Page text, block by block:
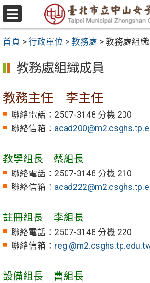
跳
至
要
內
容
選
單
首頁 > 行政單位 > 教務處 > 教務處組織
教務處組織成員
教務主任 李主任
聯絡電話：2507-3148 分機 200
聯絡信箱：
教學組長 蔡組長
聯絡電話：2507-3148 分機 210
聯絡信箱：
註冊組長 李組長
聯絡電話：2507-3148 分機 220
聯絡信箱：
設備組長 曹組長